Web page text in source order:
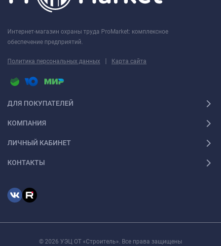
Интернет-магазин охраны труда ProMarket: комплексное
обеспечение предприятий.
Политика персональных данных | Карта сайта
ДЛЯ ПОКУПАТЕЛЕЙ
КОМПАНИЯ
ЛИЧНЫЙ КАБИНЕТ
КОНТАКТЫ
© 2026 УЭЦ ОТ «Строитель». Все права защищены